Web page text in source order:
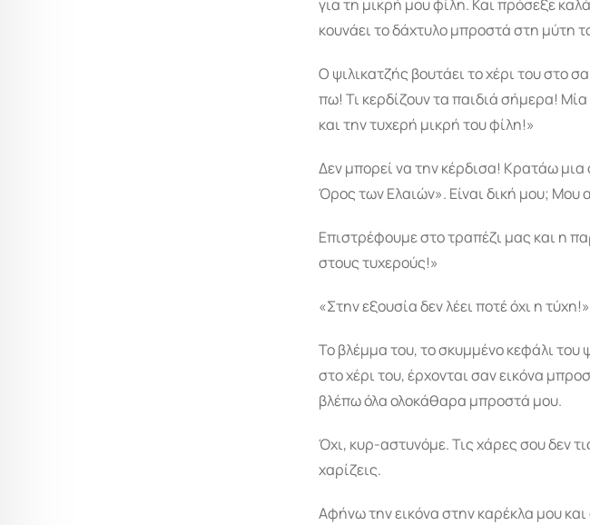
για τη μικρή μου φίλη. Και πρόσεξε
κουνάει το δάχτυλο μπροστά στη μύτη
Ο ψιλικατζής βουτάει το χέρι του στο
πω! Τι κερδίζουν τα παιδιά σήμερα!
και την τυχερή μικρή του φίλη!»
Δεν μπορεί να την κέρδισα! Κρατάω
Όρος των Ελαιών». Είναι δική μου; Μου
Επιστρέφουμε στο τραπέζι μας και η
στους τυχερούς!»
«Στην εξουσία δεν λέει ποτέ όχι η
Το βλέμμα του, το σκυμμένο κεφάλι του
στο χέρι του, έρχονται σαν εικόνα
βλέπω όλα ολοκάθαρα μπροστά μου.
Όχι, κυρ-αστυνόμε. Τις χάρες σου δεν
χαρίζεις.
Αφήνω την εικόνα στην καρέκλα μου